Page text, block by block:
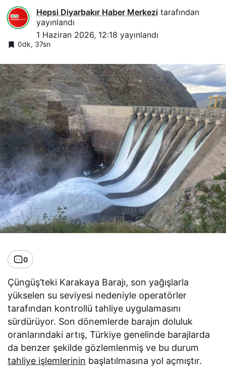
Hepsi Diyarbakır Haber Merkezi tarafından
yayınlandı
1 Haziran 2026, 12:18 yayınlandı
0dk, 37sn
0
Çüngüş’teki Karakaya Barajı, son yağışlarla
yükselen su seviyesi nedeniyle operatörler
tarafından kontrollü tahliye uygulamasını
sürdürüyor. Son dönemlerde barajın doluluk
oranlarındaki artış, Türkiye genelinde barajlarda
da benzer şekilde gözlemlenmiş ve bu durum
tahliye işlemlerinin başlatılmasına yol açmıştır.